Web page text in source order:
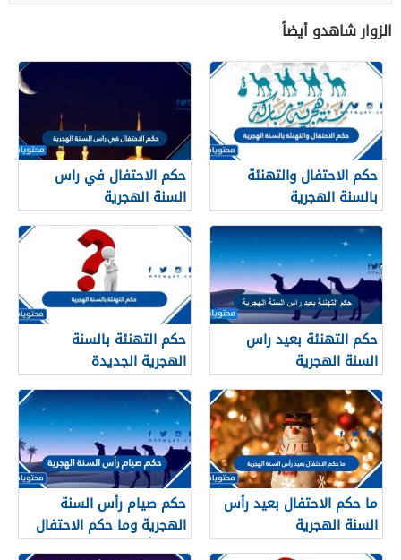
الزوار شاهدو أيضاً
حكم الاحتفال والتهنئة
بالسنة الهجرية
حكم الاحتفال في راس
السنة الهجرية
حكم التهنئة بعيد راس
السنة الهجرية
حكم التهنئة بالسنة
الهجرية الجديدة
ما حكم الاحتفال بعيد رأس
السنة الهجرية
حكم صيام رأس السنة
الهجرية وما حكم الاحتفال
بعيد رأس السنه الهجريه